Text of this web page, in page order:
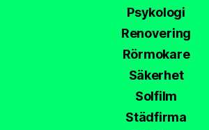
Psykologi
Renovering
Rörmokare
Säkerhet
Solfilm
Städfirma